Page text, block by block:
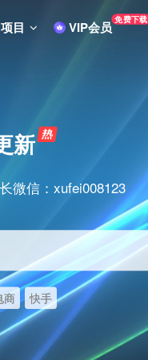
目 VIP会员 免费下载
新
微信：xufei008123
商 快手